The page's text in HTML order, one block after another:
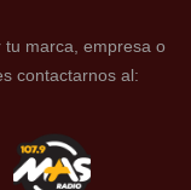
tu marca, empresa o
contactarnos al: